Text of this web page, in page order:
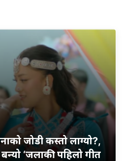
जोडी कस्तो लाग्यो?,
‘जलाकी’ पहिलो गीत